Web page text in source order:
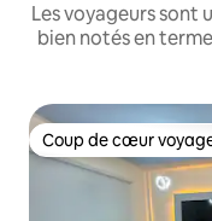
Les voyageurs sont
bien notés en
Coup de cœur
Coup de cœur